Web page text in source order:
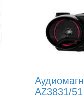
AZ3831/51